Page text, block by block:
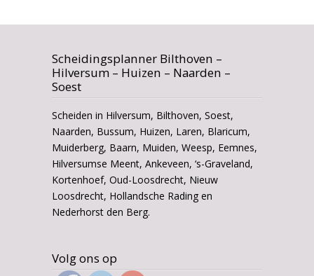
Scheidingsplanner Bilthoven –
Hilversum – Huizen – Naarden –
Soest
Scheiden in Hilversum, Bilthoven, Soest,
Naarden, Bussum, Huizen, Laren, Blaricum,
Muiderberg, Baarn, Muiden, Weesp, Eemnes,
Hilversumse Meent, Ankeveen, ‘s-Graveland,
Kortenhoef, Oud-Loosdrecht, Nieuw
Loosdrecht, Hollandsche Rading en
Nederhorst den Berg.
Volg ons op